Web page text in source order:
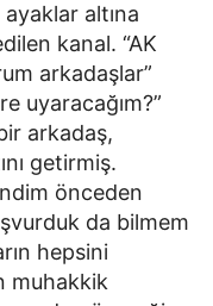
altına
kanal. “AK
arkadaşlar”
uyaracağım?”
arkadaş,
getirmiş.
önceden
da bilmem
hepsini
muhakkik